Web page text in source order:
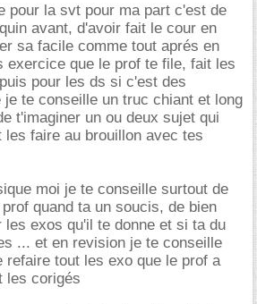
pour la svt pour ma part c'est de
avant, d'avoir fait le cour en
sa facile comme tout aprés en
exercice que le prof te file, fait les
pour les ds si c'est des
je te conseille un truc chiant et long
t'imaginer un ou deux sujet qui
les faire au brouillon avec tes
moi je te conseille surtout de
quand ta un soucis, de bien
les exos qu'il te donne et si ta du
... et en revision je te conseille
refaire tout les exo que le prof a
les corigés